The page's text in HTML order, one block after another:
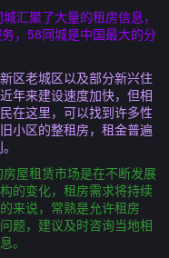
汇聚了大量的租房信息，
，58同城是中国最大的分
区老城区以及部分新兴住
年来建设速度加快，但相
在这里，可以找到许多性
小区的整租房，租金普遍
屋租赁市场是在不断发展
的变化，租房需求将持续
来说，常熟是允许租房
题，建议及时咨询当地相
。